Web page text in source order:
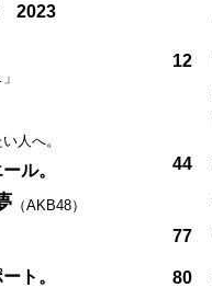
2023
人へ。
ル。
（AKB48）
ト。
12
44
77
80